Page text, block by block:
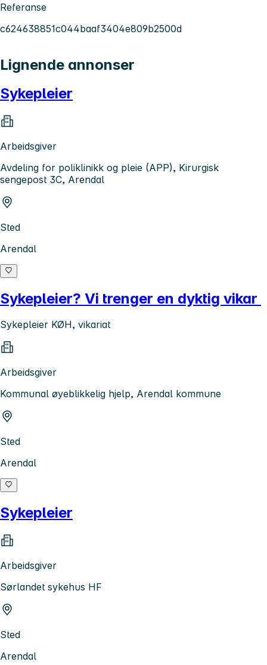
Referanse
c624638851c044baaf3404e809b2500d
Lignende annonser
Sykepleier
Arbeidsgiver
Avdeling for poliklinikk og pleie (APP), Kirurgisk
sengepost 3C, Arendal
Sted
Arendal
Sykepleier? Vi trenger en dyktig vikar
Sykepleier KØH, vikariat
Arbeidsgiver
Kommunal øyeblikkelig hjelp, Arendal kommune
Sted
Arendal
Sykepleier
Arbeidsgiver
Sørlandet sykehus HF
Sted
Arendal